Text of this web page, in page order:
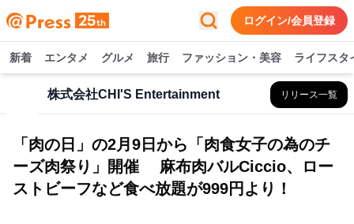
ログイン/会員登録
新着 エンタメ グルメ 旅行 ファッション・美容 ライフスタ
株式会社CHI'S Entertainment リリース一覧
「肉の日」の2月9日から「肉食女子の為のチ
ーズ肉祭り」開催 麻布肉バルCiccio、ロー
ストビーフなど食べ放題が999円より！